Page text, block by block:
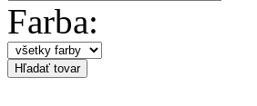
Farba: